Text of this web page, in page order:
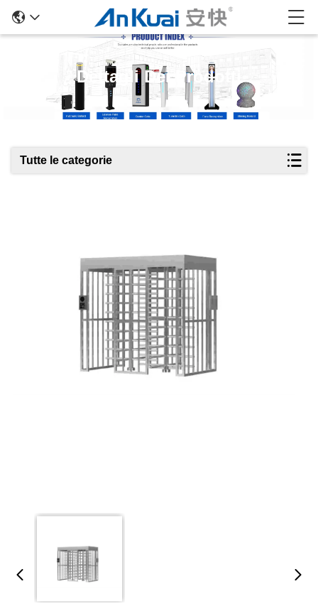
Dettagli Dei Prodotti
Tutte le categorie